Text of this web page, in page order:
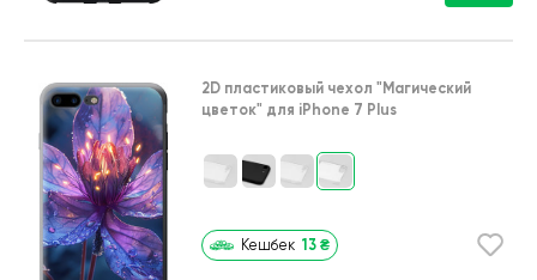
2D пластиковый чехол "Магический
цветок" для iPhone 7 Plus
Кешбек 13 ₴